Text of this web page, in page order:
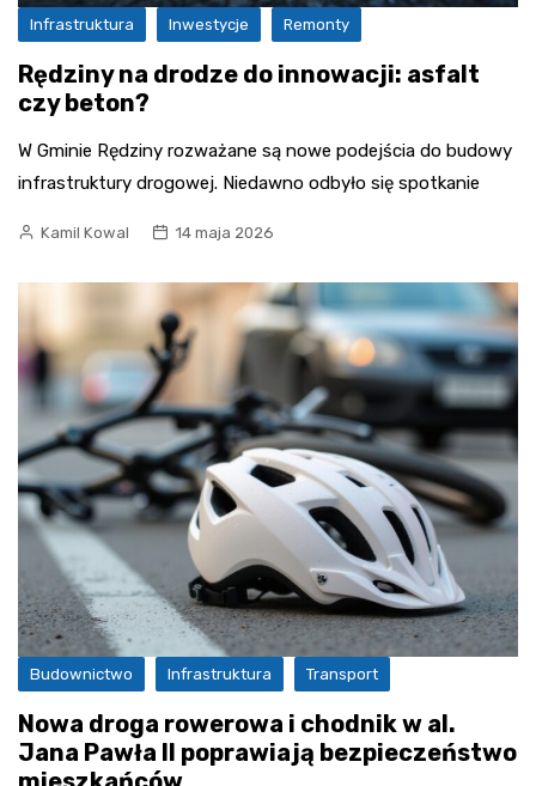
Infrastruktura Inwestycje Remonty
Rędziny na drodze do innowacji: asfalt
czy beton?
W Gminie Rędziny rozważane są nowe podejścia do budowy
infrastruktury drogowej. Niedawno odbyło się spotkanie
Kamil Kowal 14 maja 2026
Budownictwo Infrastruktura Transport
Nowa droga rowerowa i chodnik w al.
Jana Pawła II poprawiają bezpieczeństwo